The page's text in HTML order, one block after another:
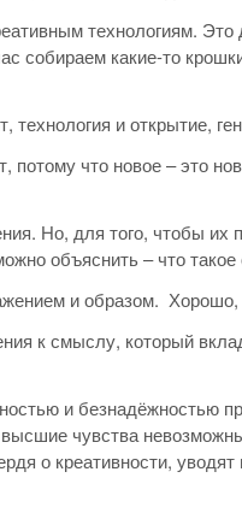
технологиям. Это
какие-то
технология и открытие,
что новое – это
Но, для того, чтобы их
объяснить – что такое
и образом.
к смыслу, который
и безнадёжностью
чувства
о креативности,